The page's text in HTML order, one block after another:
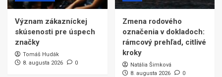
Význam zákazníckej
skúsenosti pre úspech
značky
Tomáš Hudák
8. augusta 2026
0
Zmena rodového
označenia v dokladoch:
rámcový prehľad, citlivé
kroky
Natália Šimková
8. augusta 2026
0